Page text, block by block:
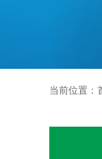
当前位置：